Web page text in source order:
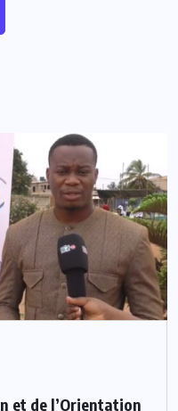
et de l’Orientation